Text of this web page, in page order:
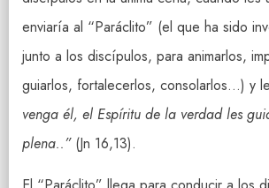
enviaría al “Paráclito” (el que ha sido
junto a los discípulos, para animarlos,
guiarlos, fortalecerlos, consolarlos…) y
venga él, el Espíritu de la verdad les
plena..”(Jn 16,13).